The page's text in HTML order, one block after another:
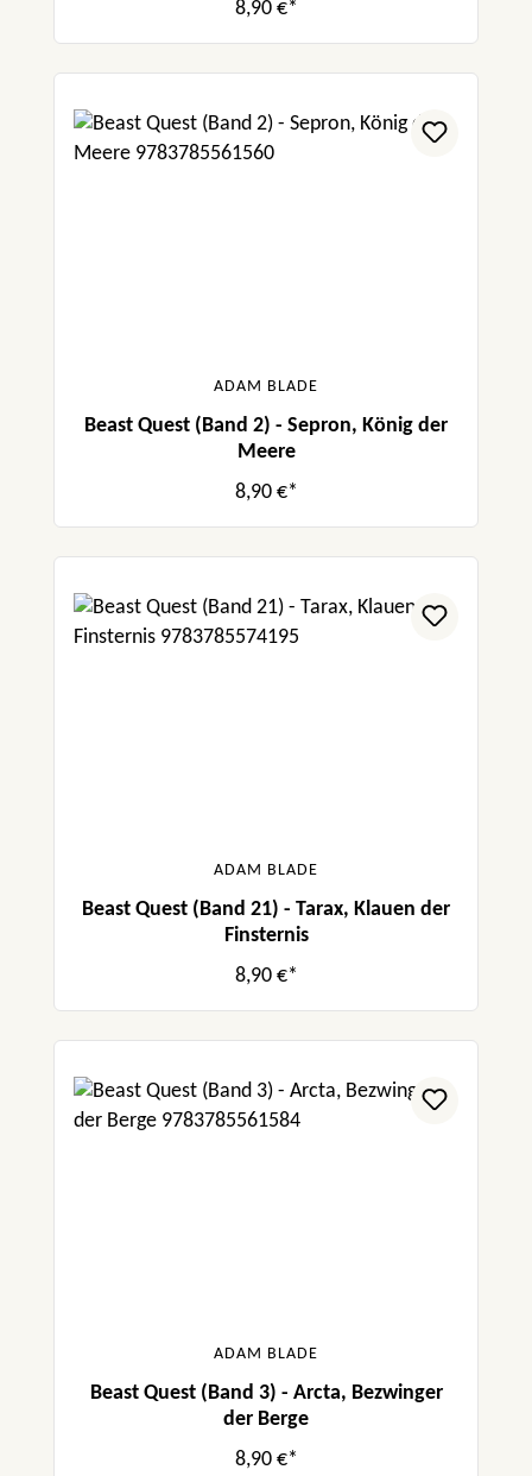
8,90 €*
ADAM BLADE
Beast Quest (Band 2) - Sepron, König der
Meere
8,90 €*
ADAM BLADE
Beast Quest (Band 21) - Tarax, Klauen der
Finsternis
8,90 €*
ADAM BLADE
Beast Quest (Band 3) - Arcta, Bezwinger
der Berge
8,90 €*